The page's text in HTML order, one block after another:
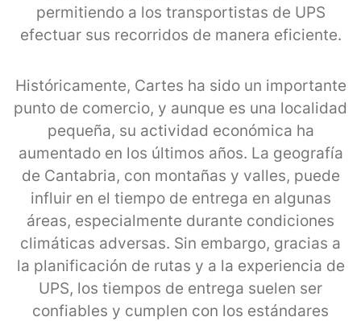
permitiendo a los transportistas de UPS
efectuar sus recorridos de manera eficiente.
Históricamente, Cartes ha sido un importante
punto de comercio, y aunque es una localidad
pequeña, su actividad económica ha
aumentado en los últimos años. La geografía
de Cantabria, con montañas y valles, puede
influir en el tiempo de entrega en algunas
áreas, especialmente durante condiciones
climáticas adversas. Sin embargo, gracias a
la planificación de rutas y a la experiencia de
UPS, los tiempos de entrega suelen ser
confiables y cumplen con los estándares